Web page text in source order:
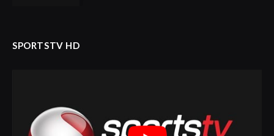
SPORTSTV HD